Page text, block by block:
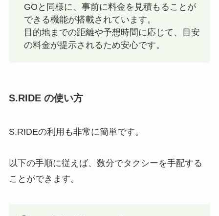
GOと同様に、事前に料金を見積もることが
できる機能が搭載されています。
目的地までの距離や予想時間に応じて、目安
の料金が提示されるため安心です。
S.RIDE の使い方
S.RIDEの利用も非常に簡単です。
以下の手順に従えば、数分でタクシーを手配する
ことができます。